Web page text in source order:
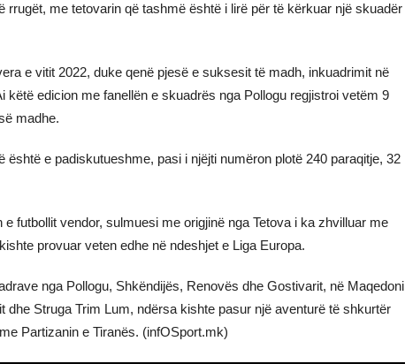
rrugët, me tetovarin që tashmë është i lirë për të kërkuar një skuadër
e vitit 2022, duke qenë pjesë e suksesit të madh, inkuadrimit në
këtë edicion me fanellën e skuadrës nga Pollogu regjistroi vetëm 9
madhe.
është e padiskutueshme, pasi i njëjti numëron plotë 240 paraqitje, 32
futbollit vendor, sulmuesi me origjinë nga Tetova i ka zhvilluar me
provuar veten edhe në ndeshjet e Liga Europa.
nga Pollogu, Shkëndijës, Renovës dhe Gostivarit, në Maqedoni
dhe Struga Trim Lum, ndërsa kishte pasur një aventurë të shkurtër
Partizanin e Tiranës. (infOSport.mk)